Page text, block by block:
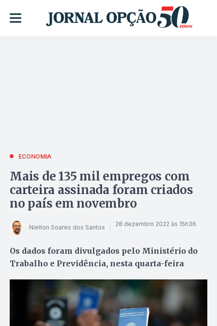
ECONOMIA
Mais de 135 mil empregos com
carteira assinada foram criados
no país em novembro
Nielton Soares dos Santos 28 dezembro 2022 às 15h36
Os dados foram divulgados pelo Ministério do
Trabalho e Previdência, nesta quarta-feira